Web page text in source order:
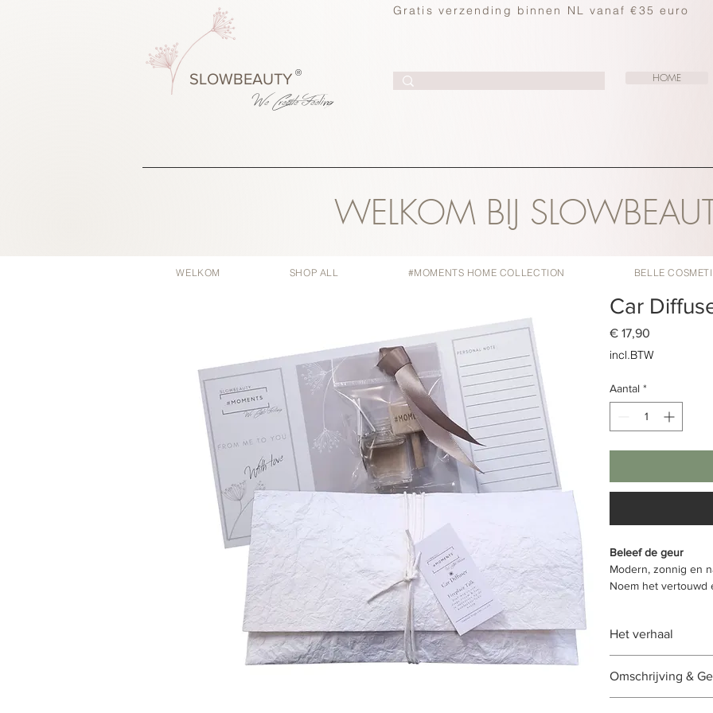
Gratis verzending binnen NL vanaf €35 euro
®
SLOWBEAUTY
We CreateFeeling
HOME
WELKOM BIJ
WELKOM SHOP ALL #MOMENTS HOME COLLECTION BELLE
Car
€ 17,90
incl.BTW
Aantal *
Beleef de geur
Modern, zonnig en
Noem het vertouwd
van deze subtiele
Het verhaal
naar de onschuldige
zon altijd leek te
Omschrijving &